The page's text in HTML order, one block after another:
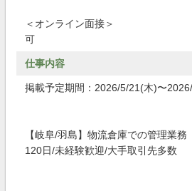
＜オンライン面接＞
可
仕事内容
掲載予定期間：2026/5/21(木)〜
【岐阜/羽島】物流倉庫での管理業
120日/未経験歓迎/大手取引先多数